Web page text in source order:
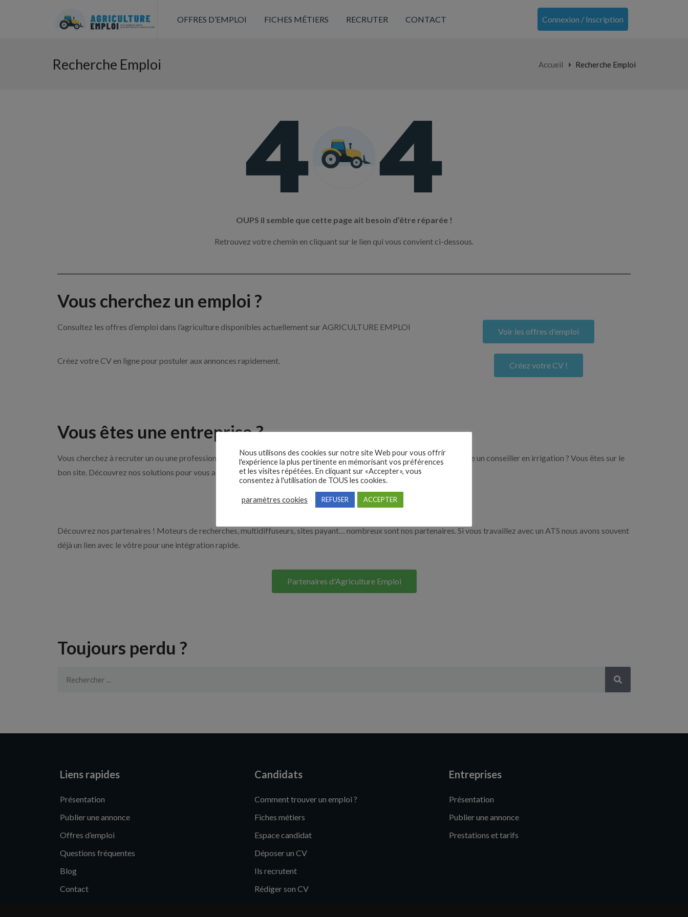
OFFRES D’EMPLOI FICHES MÉTIERS RECRUTER CONTACT Connexion / Inscription
Recherche Emploi Accueil Recherche Emploi
OUPS il semble que cette page ait besoin d’être réparée !
Retrouvez votre chemin en cliquant sur le lien qui vous convient ci-dessous.
Vous cherchez un emploi ?
Consultez les offres d’emploi dans l’agriculture disponibles actuellement sur AGRICULTURE EMPLOI Voir les offres d'emploi
Créez votre CV en ligne pour postuler aux annonces rapidement. Créez votre CV !
Vous êtes une entreprise ?
Vous cherchez à recruter un ou une professionnelle de l’agriculture par exemple un tractoriste, un arboriculteur ou encore un conseiller en irrigation ? Vous êtes sur le
bon site. Découvrez nos solutions pour vous aider à recruter en cliquant sur le bouton ci-dessous.
Nos solutions entreprises
Découvrez nos partenaires ! Moteurs de recherches, multidiffuseurs, sites payant… nombreux sont nos partenaires. Si vous travaillez avec un ATS nous avons souvent
déjà un lien avec le vôtre pour une intégration rapide.
Partenaires d'Agriculture Emploi
Toujours perdu ?
Liens rapides
Présentation
Publier une annonce
Offres d’emploi
Questions fréquentes
Blog
Contact
Candidats
Comment trouver un emploi ?
Fiches métiers
Espace candidat
Déposer un CV
Ils recrutent
Rédiger son CV
Entreprises
Présentation
Publier une annonce
Prestations et tarifs
Nous utilisons des cookies sur notre site Web pour vous offrir
l'expérience la plus pertinente en mémorisant vos préférences
et les visites répétées. En cliquant sur «Accepter», vous
consentez à l'utilisation de TOUS les cookies.
paramètres cookies REFUSER ACCEPTER